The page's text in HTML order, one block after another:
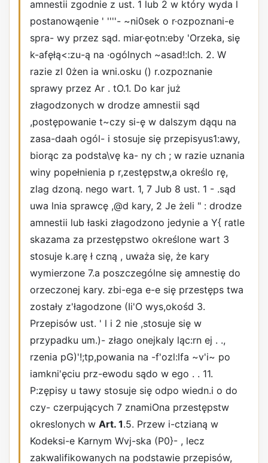
amnestii zgodnie z ust. 1 lub 2 w który wyda l
postanowąenie ' ''''- ~ni0sek o r·ozpoznani-e
spra- wy przez sąd. miar·ęotn:eby 'Orzeka, się
k-afęłą<:zu-ą na ·ogólnych ~asad!:lch. 2. W
razie zl 0żen ia wni.osku () r.ozpoznanie
sprawy przez Ar . tO.1. Do kar już
złagodzonych w drodze amnestii sąd
,postępowanie t~czy si-ę w dalszym dąqu na
zasa-daah ogól- i stosuje się przepisyus1:awy,
biorąc za podsta\vę ka- ny ch ; w razie uznania
winy popełnienia p r,zestępstw,a określo­ rę,
zlag dzoną. nego wart. 1, 7 Jub 8 ust. 1 - .sąd
uwa lnia sprawcę ,@d kary, 2 Je żeli " : drodze
amnestii lub łaski złagodzono jedynie a Y{ ratle
skazama za przestępstwo określone wart 3
stosuje k.arę ł czną , uważa się, że kary
wymierzone 7.a poszczególne się amnestię do
orzeczonej kary. zbi-ega e-e się przestęps twa
zostały z'łagodzone (Ii'O wys,okośd 3.
Przepisów ust. ' l i 2 nie ,stosuje się w
przypadku um.)- złago onejkaly ląc:rn ej . .,
rzenia pG)'!;tp,powania na -f'ozl:lfa ~v'i~ po
iamkni'ęciu prz-ewodu sądo w ego . . 11.
P:zępisy u tawy stosuje się odpo wiedn.i o do
czy- czerpujących 7 znamiOna przestępstw
okres!onych wArt. 1.5. Przew i-ctzianą w
Kodeksi-e Karnym Wvj-ska (P0}- , lecz
zakwalifikowanych na podstawie przepisów,